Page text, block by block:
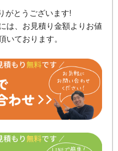
がとうございます!
は、お見積り金額よりお値
いております。